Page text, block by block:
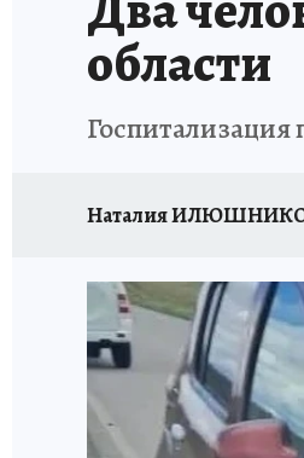
области
Госпитализация
Наталия